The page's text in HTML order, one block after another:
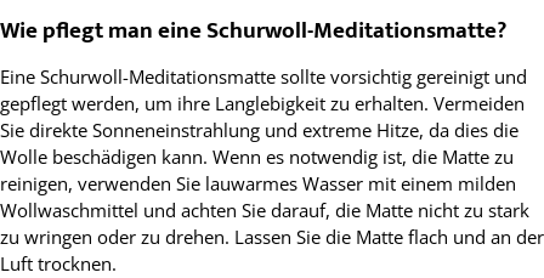
Wie pflegt man eine Schurwoll-Meditationsmatte?
Eine Schurwoll-Meditationsmatte sollte vorsichtig gereinigt und
gepflegt werden, um ihre Langlebigkeit zu erhalten. Vermeiden
Sie direkte Sonneneinstrahlung und extreme Hitze, da dies die
Wolle beschädigen kann. Wenn es notwendig ist, die Matte zu
reinigen, verwenden Sie lauwarmes Wasser mit einem milden
Wollwaschmittel und achten Sie darauf, die Matte nicht zu stark
zu wringen oder zu drehen. Lassen Sie die Matte flach und an der
Luft trocknen.